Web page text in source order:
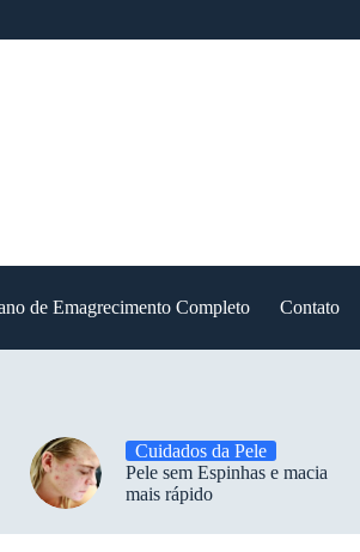
de Emagrecimento Completo Contato
Cuidados da Pele
Pele sem Espinhas e macia
mais rápido